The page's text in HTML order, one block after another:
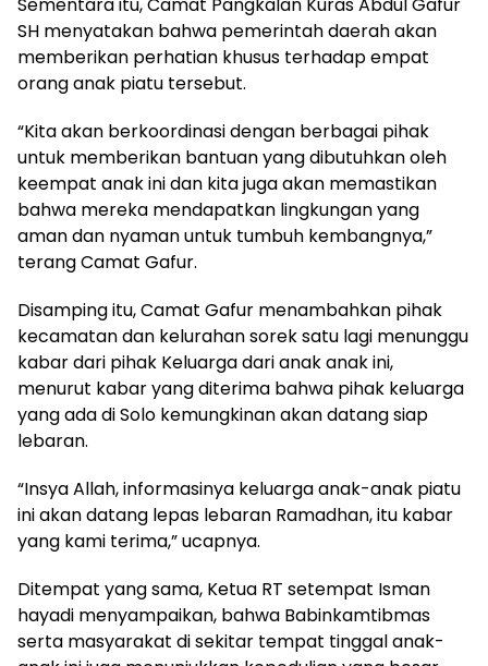
SH menyatakan bahwa pemerintah daerah akan
memberikan perhatian khusus terhadap empat
orang anak piatu tersebut.
“Kita akan berkoordinasi dengan berbagai pihak
untuk memberikan bantuan yang dibutuhkan oleh
keempat anak ini dan kita juga akan memastikan
bahwa mereka mendapatkan lingkungan yang
aman dan nyaman untuk tumbuh kembangnya,”
terang Camat Gafur.
Disamping itu, Camat Gafur menambahkan pihak
kecamatan dan kelurahan sorek satu lagi menunggu
kabar dari pihak Keluarga dari anak anak ini,
menurut kabar yang diterima bahwa pihak keluarga
yang ada di Solo kemungkinan akan datang siap
lebaran.
“Insya Allah, informasinya keluarga anak-anak piatu
ini akan datang lepas lebaran Ramadhan, itu kabar
yang kami terima,” ucapnya.
Ditempat yang sama, Ketua RT setempat Isman
hayadi menyampaikan, bahwa Babinkamtibmas
serta masyarakat di sekitar tempat tinggal anak-